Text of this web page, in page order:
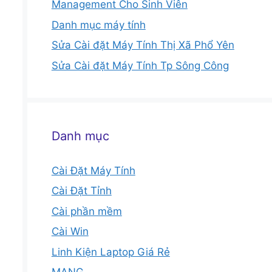
Management Cho Sinh Viên
Danh mục máy tính
Sửa Cài đặt Máy Tính Thị Xã Phổ Yên
Sửa Cài đặt Máy Tính Tp Sông Công
Danh mục
Cài Đặt Máy Tính
Cài Đặt Tỉnh
Cài phần mềm
Cài Win
Linh Kiện Laptop Giá Rẻ